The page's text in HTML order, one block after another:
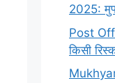
2025:
Post
किसी